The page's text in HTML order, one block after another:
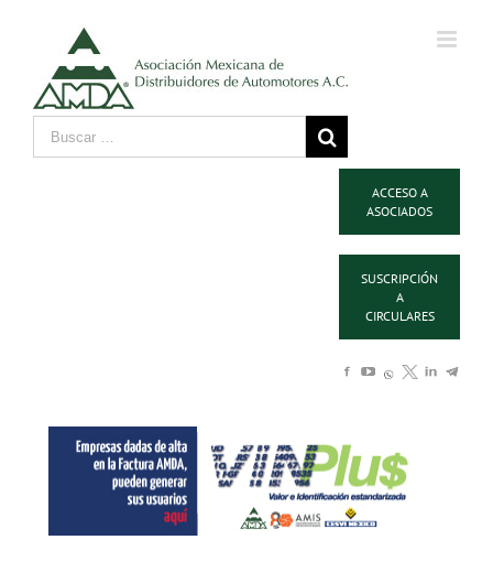
ACCESO A
ASOCIADOS
SUSCRIPCIÓN
A
CIRCULARES